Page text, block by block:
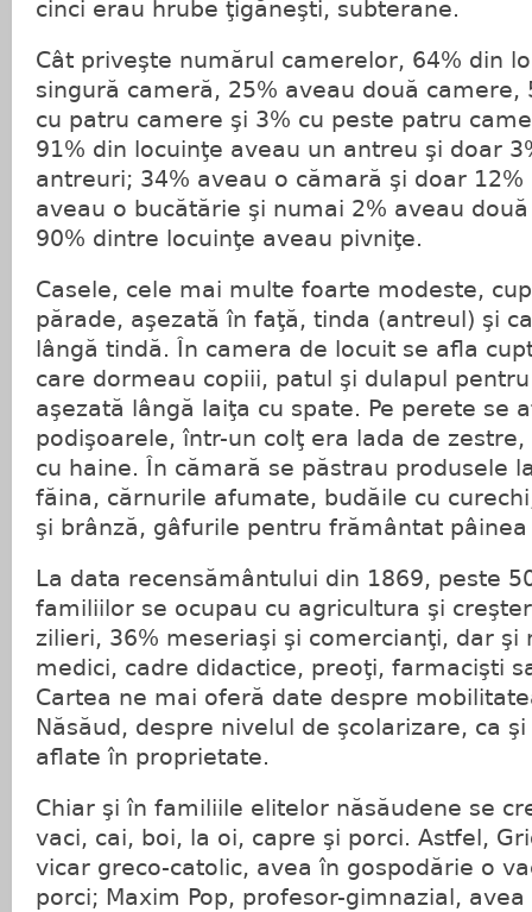
cinci erau hrube ţigăneşti, subterane.
Cât priveşte numărul camerelor, 64% din
singură cameră, 25% aveau două camere,
cu patru camere şi 3% cu peste patru
91% din locuinţe aveau un antreu şi doar
antreuri; 34% aveau o cămară şi doar
aveau o bucătărie şi numai 2% aveau
90% dintre locuinţe aveau pivniţe.
Casele, cele mai multe foarte modeste,
părade, aşezată în faţă, tinda (antreul) şi
lângă tindă. În camera de locuit se afla
care dormeau copiii, patul şi dulapul
aşezată lângă laiţa cu spate. Pe perete se
podişoarele, într-un colţ era lada de
cu haine. În cămară se păstrau produsele
făina, cărnurile afumate, budăile cu
şi brânză, gâfurile pentru frământat pâinea
La data recensământului din 1869, peste
familiilor se ocupau cu agricultura şi
zilieri, 36% meseriaşi şi comercianţi, dar şi
medici, cadre didactice, preoţi, farmacişti
Cartea ne mai oferă date despre
Năsăud, despre nivelul de şcolarizare, ca
aflate în proprietate.
Chiar şi în familiile elitelor năsăudene se
vaci, cai, boi, la oi, capre şi porci. Astfel,
vicar greco-catolic, avea în gospodărie o
porci; Maxim Pop, profesor-gimnazial,